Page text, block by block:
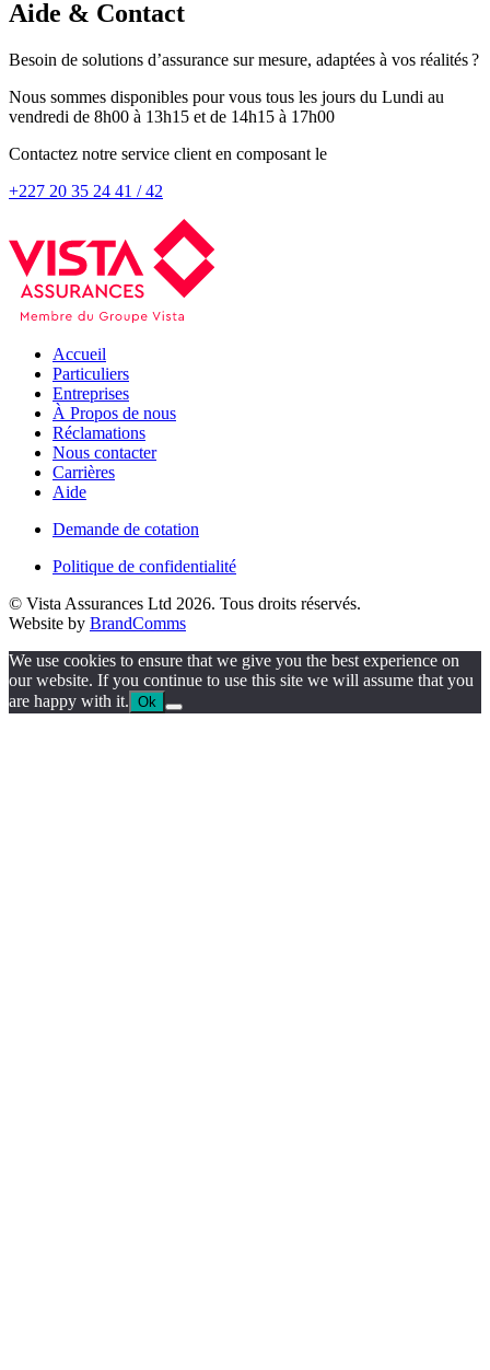
Aide & Contact
Besoin de solutions d’assurance sur mesure, adaptées à vos réalités ?
Nous sommes disponibles pour vous tous les jours du Lundi au
vendredi de 8h00 à 13h15 et de 14h15 à 17h00
Contactez notre service client en composant le
+227 20 35 24 41 / 42
Accueil
Particuliers
Entreprises
À Propos de nous
Réclamations
Nous contacter
Carrières
Aide
Demande de cotation
Politique de confidentialité
© Vista Assurances Ltd 2026. Tous droits réservés.
Website by BrandComms
We use cookies to ensure that we give you the best experience on
our website. If you continue to use this site we will assume that you
are happy with it. Ok